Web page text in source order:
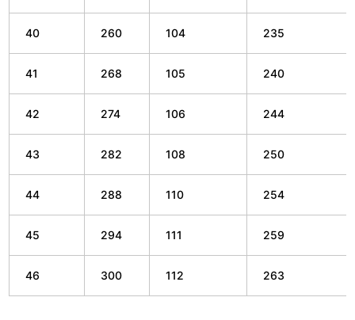
40 260 104 235
41 268 105 240
42 274 106 244
43 282 108 250
44 288 110 254
45 294 111 259
46 300 112 263